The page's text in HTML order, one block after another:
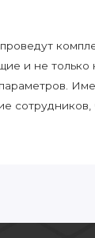
и не только